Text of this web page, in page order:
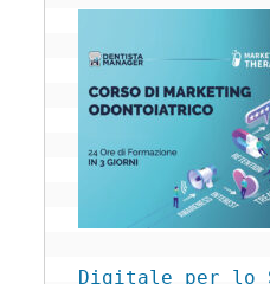
Digitale per lo